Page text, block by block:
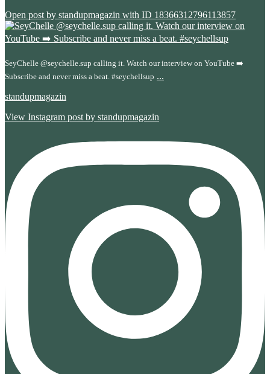
Open post by standupmagazin with ID 18366312796113857
SeyChelle @seychelle.sup calling it. Watch our interview on YouTube ➡️
Subscribe and never miss a beat. #seychellsup ...
standupmagazin
View Instagram post by standupmagazin